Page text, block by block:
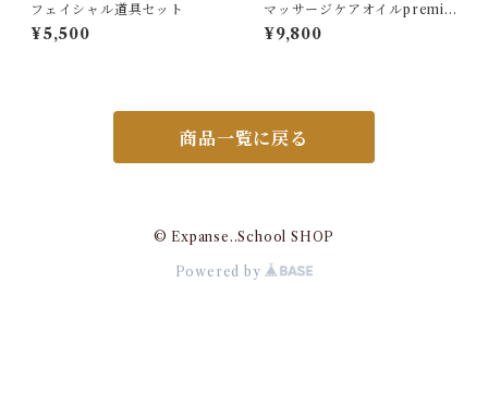
フェイシャル道具セット
¥5,500
マッサージケアオイルpremiu
m No.31 ヘッド用
¥9,800
商品一覧に戻る
© Expanse..School SHOP
Powered by